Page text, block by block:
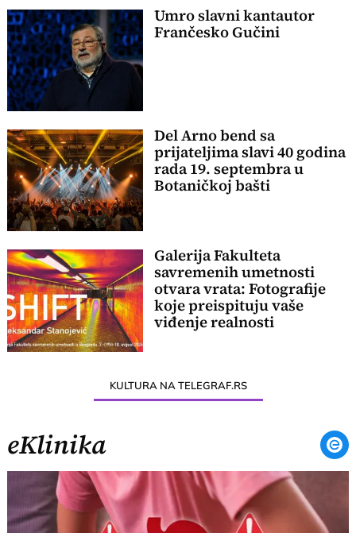
Umro slavni kantautor
Frančesko Gučini
Del Arno bend sa
prijateljima slavi 40 godina
rada 19. septembra u
Botaničkoj bašti
Galerija Fakulteta
savremenih umetnosti
otvara vrata: Fotografije
koje preispituju vaše
viđenje realnosti
KULTURA NA TELEGRAF.RS
eKlinika